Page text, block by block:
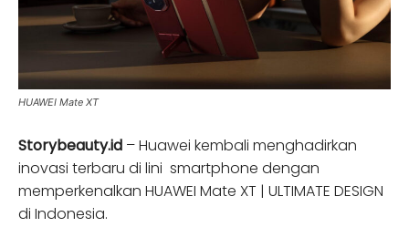
HUAWEI Mate XT
Storybeauty.id – Huawei kembali menghadirkan
inovasi terbaru di lini smartphone dengan
memperkenalkan HUAWEI Mate XT | ULTIMATE DESIGN
di Indonesia.